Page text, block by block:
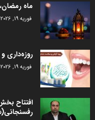
ماه
فوریه 19, 2026
روزه‌داری
فوریه 19, 2026
افتتاح